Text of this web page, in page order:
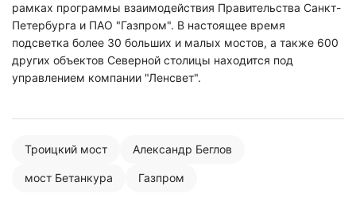
рамках программы взаимодействия Правительства Санкт-
Петербурга и ПАО "Газпром". В настоящее время
подсветка более 30 больших и малых мостов, а также 600
других объектов Северной столицы находится под
управлением компании "Ленсвет".
Троицкий мост Александр Беглов
мост Бетанкура Газпром